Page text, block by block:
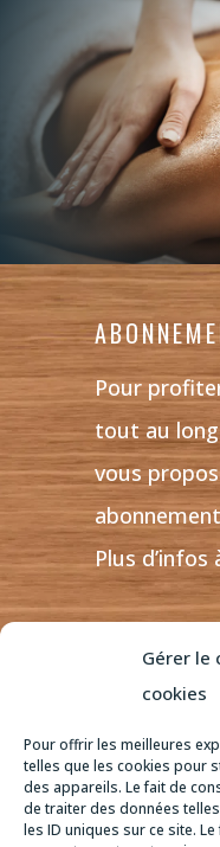
Gérer le
cookies
Pour offrir les meilleures
telles que les cookies pour
des appareils. Le fait de
de traiter des données
les ID uniques sur ce site.
Pour
tout au long
vous
Plus d’infos
POUR
POUR LA
CARTE